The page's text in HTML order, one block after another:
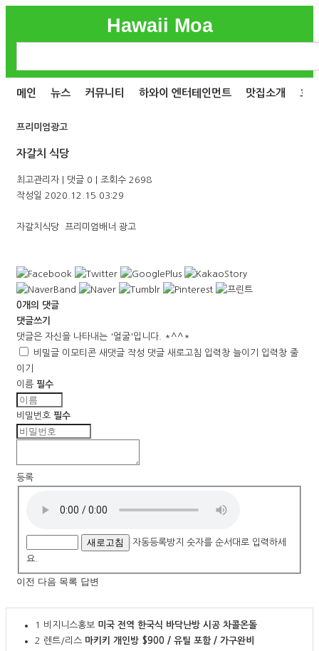
Hawaii Moa
메인 뉴스 커뮤니티 하와이 엔터테인먼트 맛집소개 호
프리미엄광고
자갈치 식당
최고관리자 댓글 0
조회수 2698
작성일 2020.12.15 03:29
자갈치식당 프리미엄배너 광고
0개의 댓글
댓글쓰기
댓글은 자신을 나타내는 '얼굴'입니다. *^^*
비밀글 이모티콘 새댓글 작성 댓글 새로고침 입력창 늘이기
입력창 줄
이기
이름 필수
비밀번호 필수
등록
새로고침
자동등록방지 숫자를 순서대로 입력하세
요.
이전 다음 목록 답변
1 비지니스홍보 미국 전역 한국식 바닥난방 시공 차콜온돌
2 렌트/리스 마키키 개인방 $900 / 유틸 포함 / 가구완비